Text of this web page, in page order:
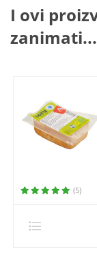
I ovi
zanimati...
(5)